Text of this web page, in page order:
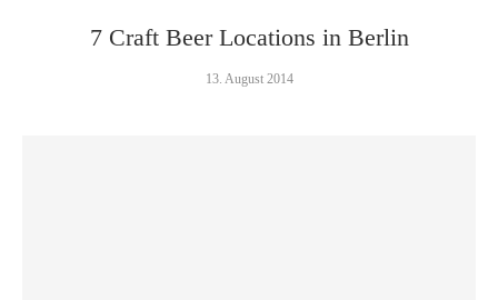
7 Craft Beer Locations in Berlin
13. August 2014